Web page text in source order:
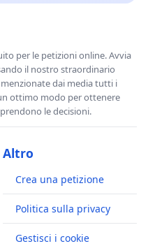
per le petizioni online. Avvia
il nostro straordinario
dai media tutti i
ottimo modo per ottenere
le decisioni.
Altro
Crea una petizione
Politica sulla privacy
Gestisci i cookie